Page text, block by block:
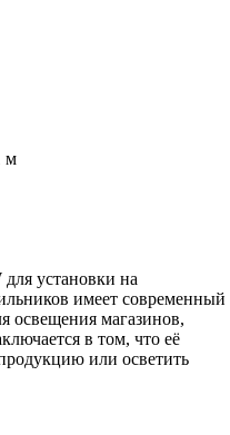
м
установки на
имеет современный
освещения магазинов,
в том, что её
или осветить